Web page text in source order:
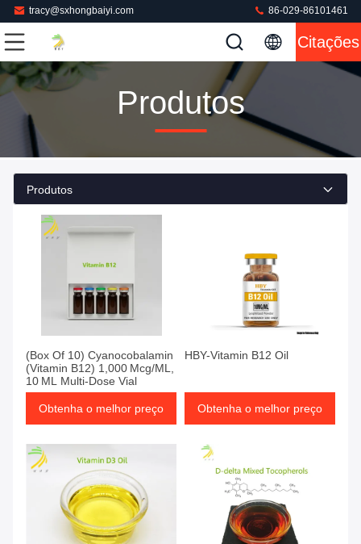
tracy@sxhongbaiyi.com 86-029-86101461
Citações
Produtos
Produtos
(Box Of 10) Cyanocobalamin
(Vitamin B12) 1,000 Mcg/ML,
10 ML Multi-Dose Vial
Obtenha o melhor preço
HBY-Vitamin B12 Oil
Obtenha o melhor preço